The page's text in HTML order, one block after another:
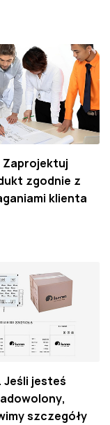
Zaprojektuj
zgodnie z
klienta
Jeśli jesteś
szczegóły